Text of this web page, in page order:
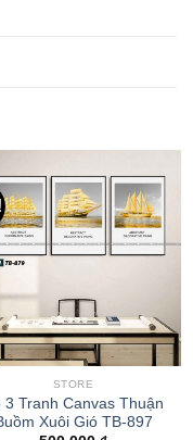
STORE
3 Tranh Canvas Thuận
Xuôi Gió TB-897